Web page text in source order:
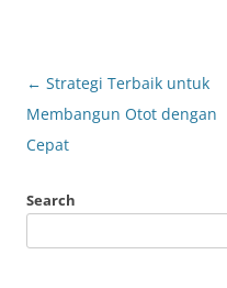
Post
navigation
← Strategi Terbaik untuk
Membangun Otot dengan
Cepat
Search